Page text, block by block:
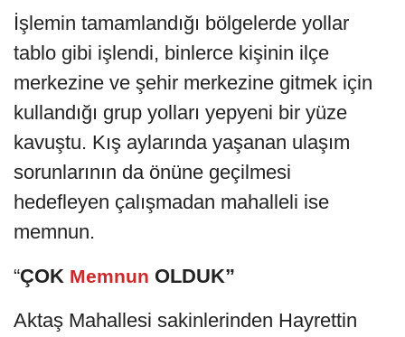
İşlemin tamamlandığı bölgelerde yollar
tablo gibi işlendi, binlerce kişinin ilçe
merkezine ve şehir merkezine gitmek için
kullandığı grup yolları yepyeni bir yüze
kavuştu. Kış aylarında yaşanan ulaşım
sorunlarının da önüne geçilmesi
hedefleyen çalışmadan mahalleli ise
memnun.
“ÇOK Memnun OLDUK”
Aktaş Mahallesi sakinlerinden Hayrettin